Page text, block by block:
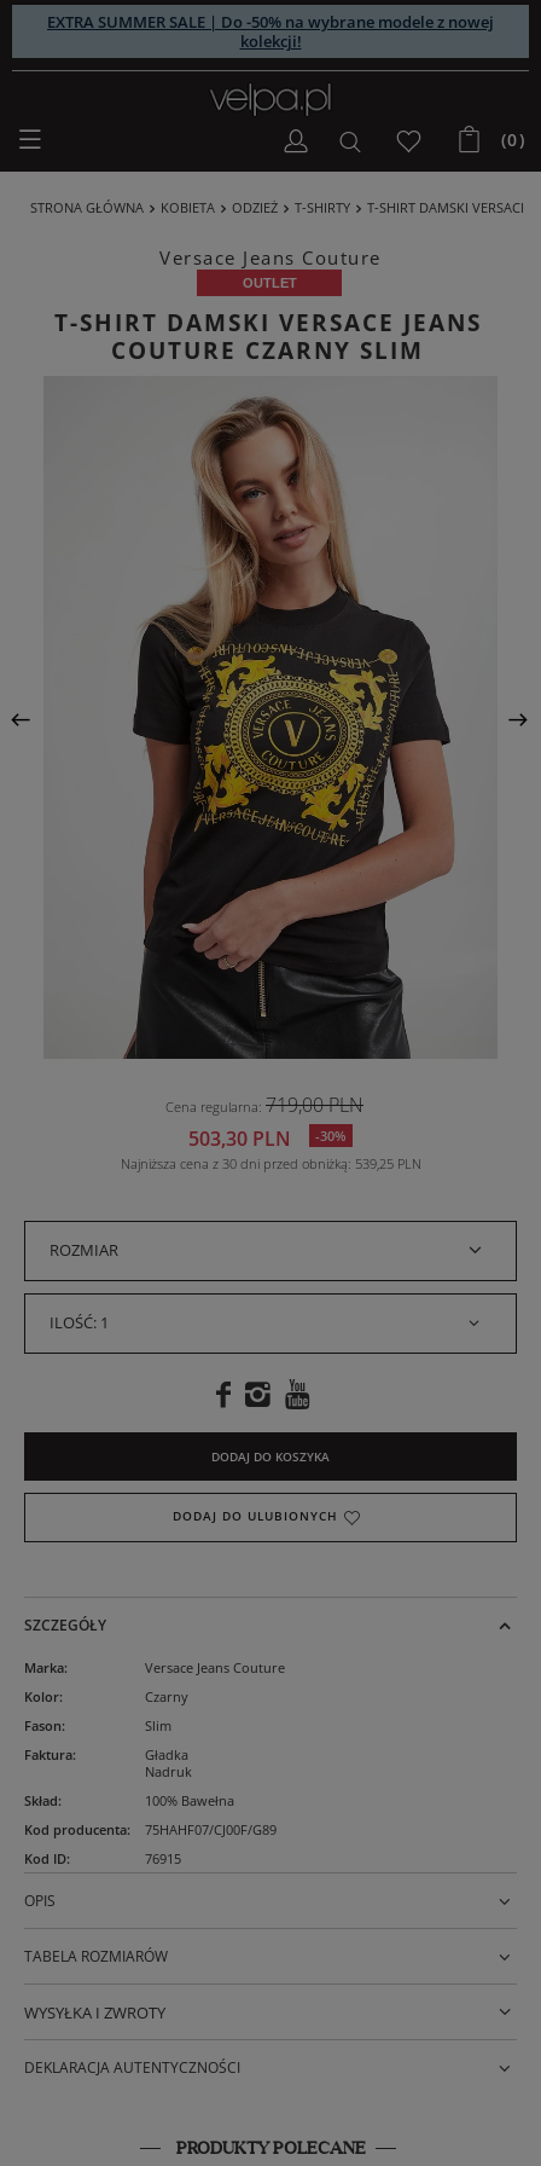
EXTRA SUMMER SALE | Do -50% na wybrane modele z nowej
kolekcji!
(0)
STRONA GŁÓWNA KOBIETA ODZIEŻ T-SHIRTY T-SHIRT DAMSKI VERSACE
Versace Jeans Couture
OUTLET
T-SHIRT DAMSKI VERSACE JEANS
COUTURE CZARNY SLIM
Cena regularna: 719,00 PLN
503,30 PLN
-30%
Najniższa cena z 30 dni przed obniżką 539,25 PLN
ROZMIAR
ILOŚĆ: 1
DODAJ DO KOSZYKA
DODAJ DO ULUBIONYCH
SZCZEGÓŁY
Marka:
Versace Jeans Couture
Kolor:
Czarny
Fason:
Slim
Faktura:
Gładka
Nadruk
Skład:
100% Bawełna
Kod producenta:
75HAHF07/CJ00F/G89
Kod ID: 76915
OPIS
TABELA ROZMIARÓW
WYSYŁKA I ZWROTY
DEKLARACJA AUTENTYCZNOŚCI
PRODUKTY POLECANE